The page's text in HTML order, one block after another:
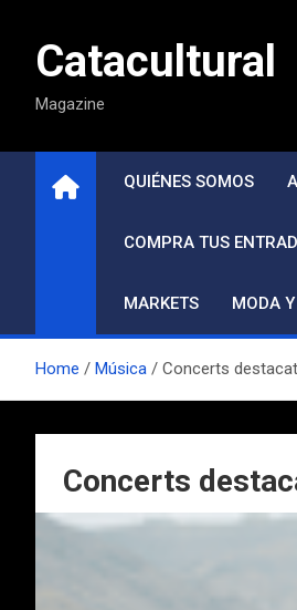
contenidoCatacultural
Magazine
QUIÉNES SOMOS
COMPRA TUS
MARKETS MODA
Home Música Concerts
Concerts